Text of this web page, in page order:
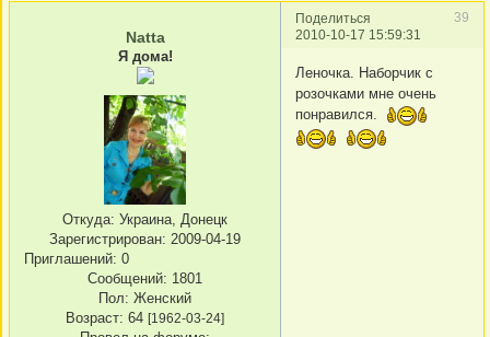
Поделиться
39
2010-10-17 15:59:31
Natta
Я дома!
Откуда: Украина, Донецк
Зарегистрирован: 2009-04-19
Приглашений: 0
Сообщений: 1801
Пол: Женский
Возраст: 64 [1962-03-24]
Леночка. Наборчик с
розочками мне очень
понравился.